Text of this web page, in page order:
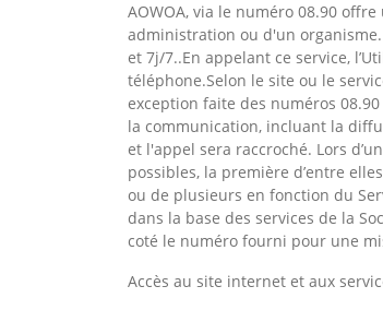
AOWOA, via le numéro 08.90
administration ou d'un
et 7j/7..En appelant ce service,
téléphone.Selon le site ou le
exception faite des numéros
la communication, incluant la
et l'appel sera raccroché. Lors
possibles, la première d’entre
ou de plusieurs en fonction du
dans la base des services de la
coté le numéro fourni pour une
Accès au site internet et aux